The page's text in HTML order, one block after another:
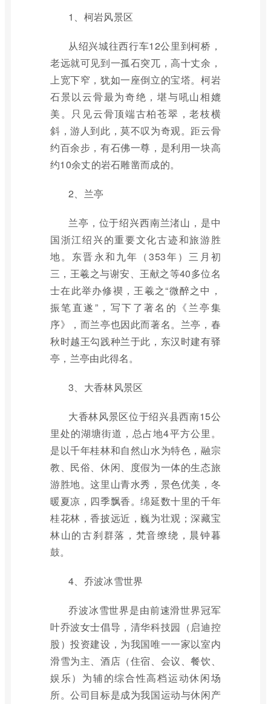
1、柯岩风景区
从绍兴城往西行车12公里到柯桥，
老远就可见到一孤石突兀，高十丈余，
上宽下窄，犹如一座倒立的宝塔。柯岩
石景以云骨最为奇绝，堪与吼山相媲
美。只见云骨顶端古柏苍翠，老枝横
斜，游人到此，莫不叹为奇观。距云骨
约百余步，有石佛一尊，是利用一块高
约10余丈的岩石雕凿而成的。
2、兰亭
兰亭，位于绍兴西南兰渚山，是中
国浙江绍兴的重要文化古迹和旅游胜
地。东晋永和九年（353年）三月初
三，王羲之与谢安、王献之等40多位名
士在此举办修禊，王羲之“微醉之中，
振笔直遂”，写下了著名的《兰亭集
序》，而兰亭也因此而著名。兰亭，春
秋时越王勾践种兰于此，东汉时建有驿
亭，兰亭由此得名。
3、大香林风景区
大香林风景区位于绍兴县西南15公
里处的湖塘街道，总占地4平方公里。
是以千年桂林和自然山水为特色，融宗
教、民俗、休闲、度假为一体的生态旅
游胜地。这里山青水秀，景色优美，冬
暖夏凉，四季飘香。绵延数十里的千年
桂花林，香披远近，巍为壮观；深藏宝
林山的古刹群落，梵音缭绕，晨钟暮
鼓。
4、乔波冰雪世界
乔波冰雪世界是由前速滑世界冠军
叶乔波女士倡导，清华科技园（启迪控
股）投资建设，为我国唯一一家以室内
滑雪为主、酒店（住宿、会议、餐饮、
娱乐）为辅的综合性高档运动休闲场
所。公司目标是成为我国运动与休闲产